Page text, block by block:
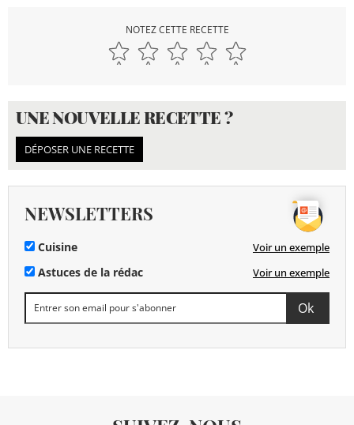
NOTEZ CETTE RECETTE
UNE NOUVELLE RECETTE ?
DÉPOSER UNE RECETTE
NEWSLETTERS
Cuisine Voir un exemple
Astuces de la rédac Voir un exemple